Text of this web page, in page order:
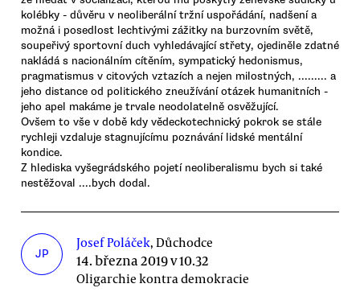
kolébky - důvěru v neoliberální tržní uspořádání, nadšení a
možná i posedlost lechtivými zážitky na burzovním světě,
soupeřivý sportovní duch vyhledávající střety, ojediněle zdatné
nakládá s nacionálním cítěním, sympatický hedonismus,
pragmatismus v citových vztazích a nejen milostných, ......... a
jeho distance od politického zneužívání otázek humanitních -
jeho apel makáme je trvale neodolatelně osvěžující.
Ovšem to vše v době kdy vědeckotechnický pokrok se stále
rychleji vzdaluje stagnujícímu poznávání lidské mentální
kondice.
Z hlediska vyšegrádského pojetí neoliberalismu bych si také
nestěžoval ....bych dodal.
JP
Josef Poláček, Důchodce
14. března 2019 v 10.32
Oligarchie kontra demokracie